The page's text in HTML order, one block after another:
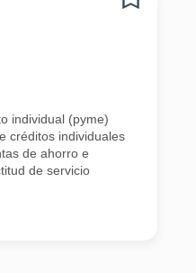
individual (pyme)
créditos individuales
de ahorro e
de servicio